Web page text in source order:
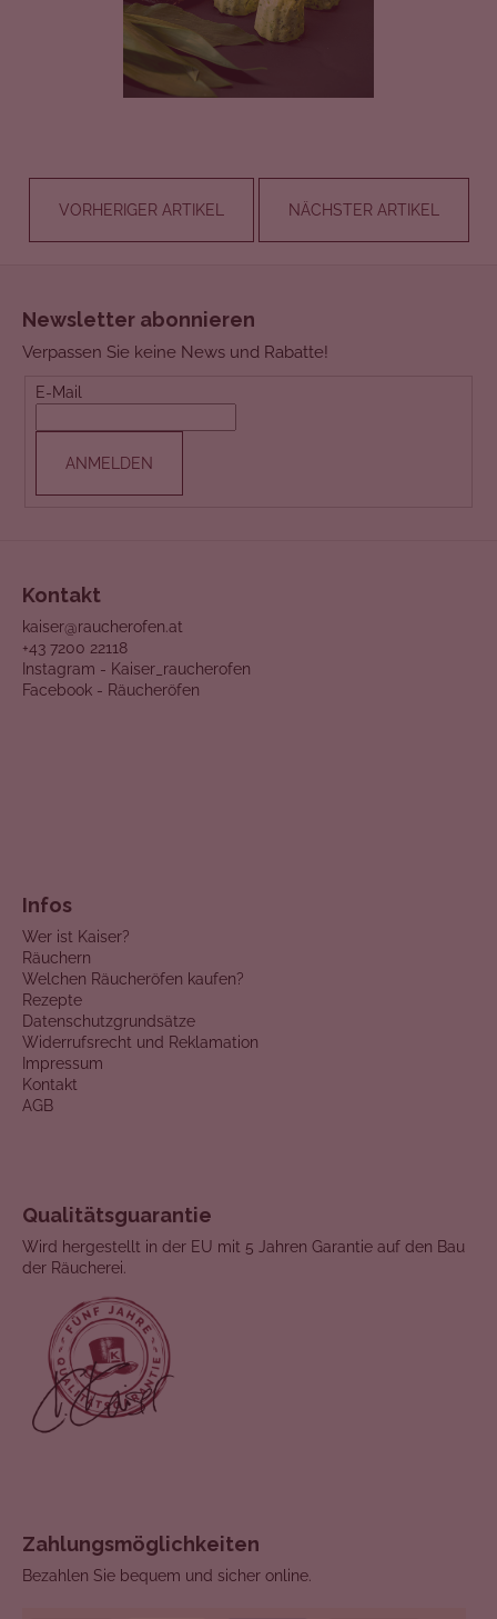
VORHERIGER ARTIKEL NÄCHSTER ARTIKEL
Newsletter abonnieren
Verpassen Sie keine News und Rabatte!
E-Mail
ANMELDEN
Kontakt
kaiser@raucherofen.at
+43 7200 22118
Instagram - Kaiser_raucherofen
Facebook - Räucheröfen
Infos
Wer ist Kaiser?
Räuchern
Welchen Räucheröfen kaufen?
Rezepte
Datenschutzgrundsätze
Widerrufsrecht und Reklamation
Impressum
Kontakt
AGB
Qualitätsguarantie
Wird hergestellt in der EU mit 5 Jahren Garantie auf den Bau
der Räucherei.
Zahlungsmöglichkeiten
Bezahlen Sie bequem und sicher online.